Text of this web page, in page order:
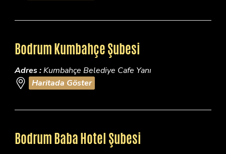
Bodrum Kumbahçe Şubesi
Adres :Kumbahçe Belediye Cafe Yanı
Haritada Göster
Bodrum Baba Hotel Şubesi